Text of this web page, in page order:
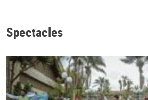
Spectacles